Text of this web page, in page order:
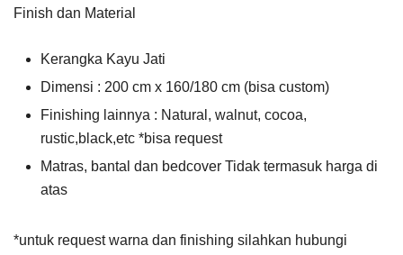
Finish dan Material
Kerangka Kayu Jati
Dimensi : 200 cm x 160/180 cm (bisa custom)
Finishing lainnya : Natural, walnut, cocoa,
rustic,black,etc *bisa request
Matras, bantal dan bedcover Tidak termasuk harga di
atas
*untuk request warna dan finishing silahkan hubungi